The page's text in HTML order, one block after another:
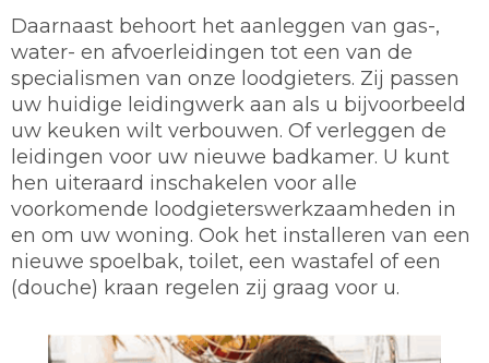
Daarnaast behoort het aanleggen van gas-,
water- en afvoerleidingen tot een van de
specialismen van onze loodgieters. Zij passen
uw huidige leidingwerk aan als u bijvoorbeeld
uw keuken wilt verbouwen. Of verleggen de
leidingen voor uw nieuwe badkamer. U kunt
hen uiteraard inschakelen voor alle
voorkomende loodgieterswerkzaamheden in
en om uw woning. Ook het installeren van een
nieuwe spoelbak, toilet, een wastafel of een
(douche) kraan regelen zij graag voor u.